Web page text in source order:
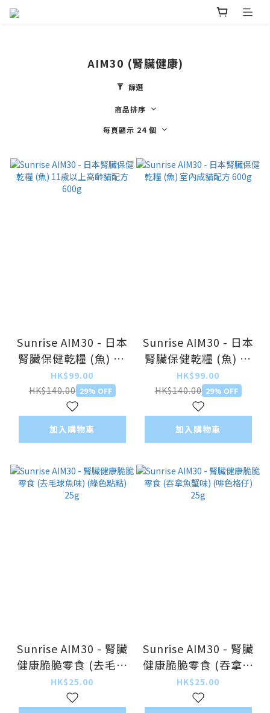
AIM30 (腎臟健康)
篩選
商品排序
每頁顯示 24 個
Sunrise AIM30 - 日本
腎臟保健乾糧 (魚) 11
歲以上高齡貓配方
600g
HK$99.00
HK$140.00 29% OFF
加入購物車
Sunrise AIM30 - 日本
腎臟保健乾糧 (魚) 室
內成貓配方 600g
HK$99.00
HK$140.00 29% OFF
加入購物車
Sunrise AIM30 - 腎臟
健康脆脆零食 (去毛球
魚味) (綠色點點) 25g
HK$25.00
Sunrise AIM30 - 腎臟
健康脆脆零食 (吞拿魚
蟹味) (啡色格仔) 25g
HK$25.00